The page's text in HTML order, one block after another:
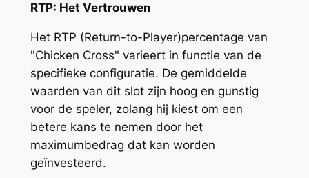
RTP: Het Vertrouwen
Het RTP (Return-to-Player)percentage van
"Chicken Cross" varieert in functie van de
specifieke configuratie. De gemiddelde
waarden van dit slot zijn hoog en gunstig
voor de speler, zolang hij kiest om een
betere kans te nemen door het
maximumbedrag dat kan worden
geïnvesteerd.